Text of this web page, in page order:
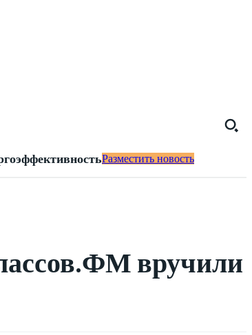
Разместить новость
вручили